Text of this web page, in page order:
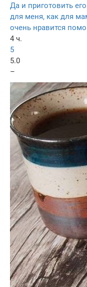
Да и приготовить
для меня, как для
очень нравится
4 ч.
5
5.0
–